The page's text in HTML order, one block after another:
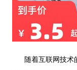
随着互联网技术